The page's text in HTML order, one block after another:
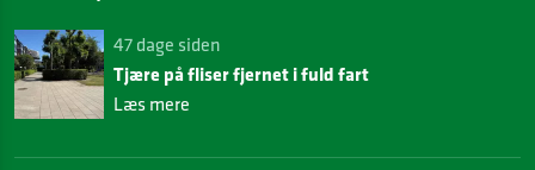
47 dage siden
Tjære på fliser fjernet i fuld fart
Læs mere